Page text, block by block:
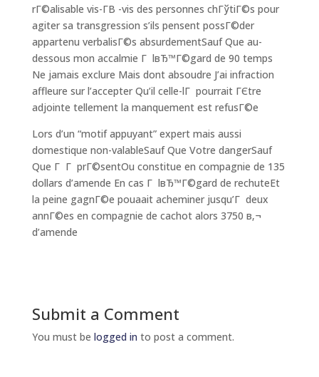
rГ©alisable vis-Г­В -vis des personnes chГўtiГ©s pour
agiter sa transgression s’ils pensent possГ©der
appartenu verbalisГ©s absurdementSauf Que au-
dessous mon accalmie Г lвЂ™Г©gard de 90 temps
Ne jamais exclure Mais dont absoudre J’ai infraction
affleure sur l’accepter Qu’il celle-lГ pourrait ГЄtre
adjointe tellement la manquement est refusГ©e
Lors d’un “motif appuyant” expert mais aussi
domestique non-valableSauf Que Votre dangerSauf
Que Г Г prГ©sentOu constitue en compagnie de 135
dollars d’amende En cas Г lвЂ™Г©gard de rechuteEt
la peine gagnГ©e pouaait acheminer jusqu’Г deux
annГ©es en compagnie de cachot alors 3750 в‚¬
d’amende
Submit a Comment
You must be logged in to post a comment.